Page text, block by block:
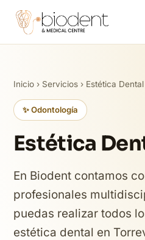
Inicio › Servicios › Estética Dental
✨ Odontología
Estética
En Biodent contamos
profesionales
puedas realizar todos
estética dental en